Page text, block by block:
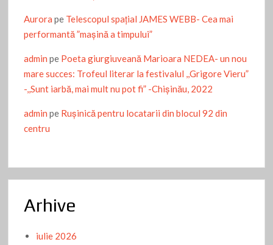
Aurora pe Telescopul spațial JAMES WEBB- Cea mai
performantă ”mașină a timpului”
admin pe Poeta giurgiuveană Marioara NEDEA- un nou
mare succes: Trofeul literar la festivalul ,,Grigore Vieru”
-,,Sunt iarbă, mai mult nu pot fi” -Chişinău, 2022
admin pe Ruşinică pentru locatarii din blocul 92 din
centru
Arhive
iulie 2026